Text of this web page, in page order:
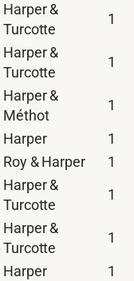
Harper &
Turcotte
1
Harper &
Turcotte
1
Harper &
Méthot
1
Harper
1
Roy & Harper 1
Harper &
Turcotte
1
Harper &
Turcotte
1
Harper 1